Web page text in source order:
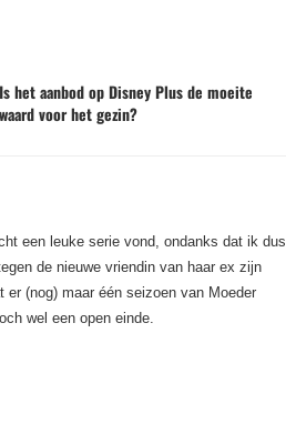
Is het aanbod op Disney Plus de moeite
waard voor het gezin?
een leuke serie vond, ondanks dat ik dus
de nieuwe vriendin van haar ex zijn
(nog) maar één seizoen van Moeder
wel een open einde.